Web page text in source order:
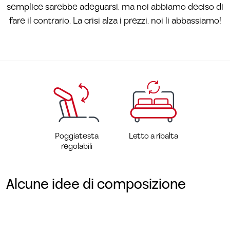
semplice sarebbe adeguarsi, ma noi abbiamo deciso di
fare il contrario. La crisi alza i prezzi, noi li abbassiamo!
Poggiatesta
regolabili
Letto a ribalta
Alcune idee di composizione